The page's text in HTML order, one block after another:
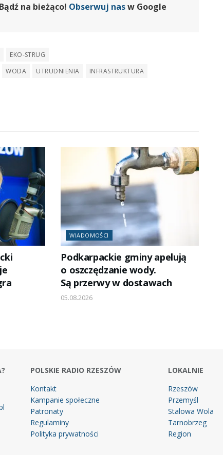
na bieżąco! Obserwuj nasw Google
EKO-STRUG
WODA UTRUDNIENIA INFRASTRUKTURA
WIADOMOŚCI
Podkarpackie gminy apelują
o oszczędzanie wody.
Są przerwy w dostawach
05.08.2026
POLSKIE RADIO RZESZÓW
Kontakt
Kampanie społeczne
Patronaty
Regulaminy
Polityka prywatności
LOKALNIE
Rzeszów
Przemyśl
Stalowa Wola
Tarnobrzeg
Region